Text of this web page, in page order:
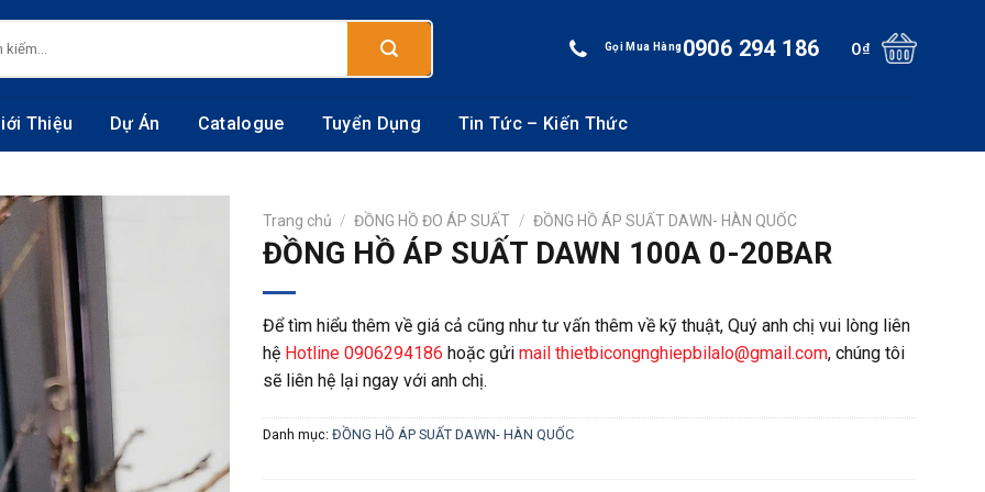
Gọi Mua Hàng0906 294 186 0₫
Thiệu Dự Án Catalogue Tuyển Dụng Tin Tức – Kiến Thức
Trang chủ / ĐỒNG HỒ ĐO ÁP SUẤT / ĐỒNG HỒ ÁP SUẤT DAWN- HÀN QUỐC
ĐỒNG HỒ ÁP SUẤT DAWN 100A 0-20BAR
Để tìm hiểu thêm về giá cả cũng như tư vấn thêm về kỹ thuật, Quý anh chị vui lòng liên
hệ Hotline 0906294186 hoặc gửi mail thietbicongnghiepbilalo@gmail.com, chúng tôi
sẽ liên hệ lại ngay với anh chị.
Danh mục: ĐỒNG HỒ ÁP SUẤT DAWN- HÀN QUỐC